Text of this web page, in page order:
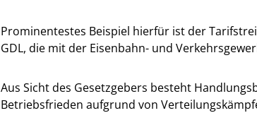
Prominentestes Beispiel hierfür ist der
GDL, die mit der Eisenbahn- und
Aus Sicht des Gesetzgebers besteht
Betriebsfrieden aufgrund von